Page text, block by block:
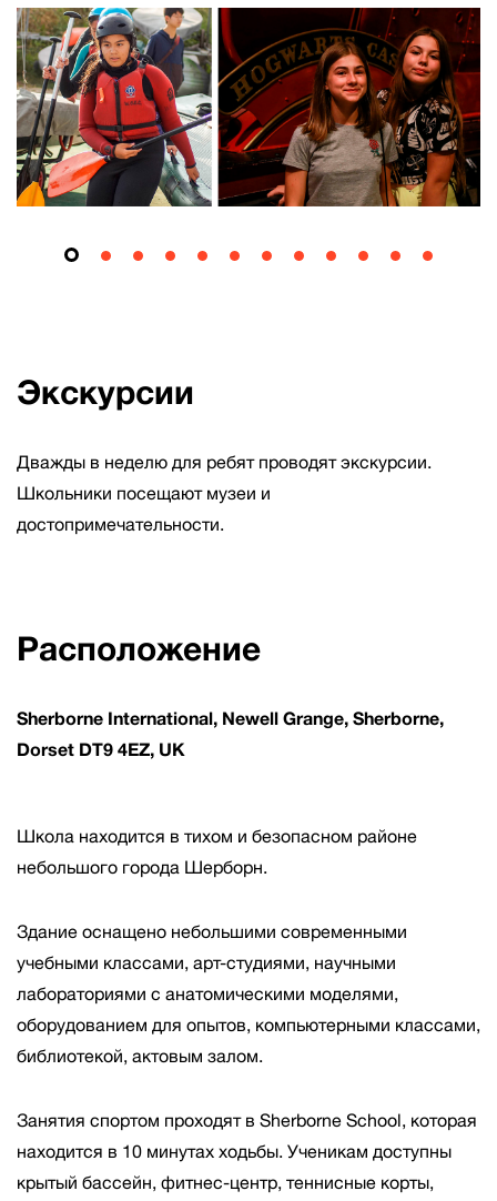
Экскурсии
Дважды в неделю для ребят проводят экскурсии.
Школьники посещают музеи и
достопримечательности.
Расположение
Sherborne International, Newell Grange, Sherborne,
Dorset DT9 4EZ, UK
Школа находится в тихом и безопасном районе
небольшого города Шерборн.
Здание оснащено небольшими современными
учебными классами, арт-студиями, научными
лабораториями с анатомическими моделями,
оборудованием для опытов, компьютерными классами,
библиотекой, актовым залом.
Занятия спортом проходят в Sherborne School, которая
находится в 10 минутах ходьбы. Ученикам доступны
крытый бассейн, фитнес-центр, теннисные корты,